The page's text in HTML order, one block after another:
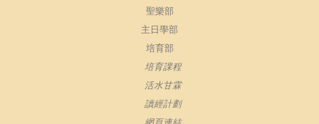
聖樂部
主日學部
培育部
培育課程
活水甘霖
讀經計劃